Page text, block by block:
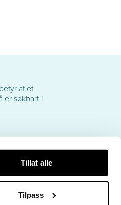
Tillat alle
Tilpass
at et
er søkbart i